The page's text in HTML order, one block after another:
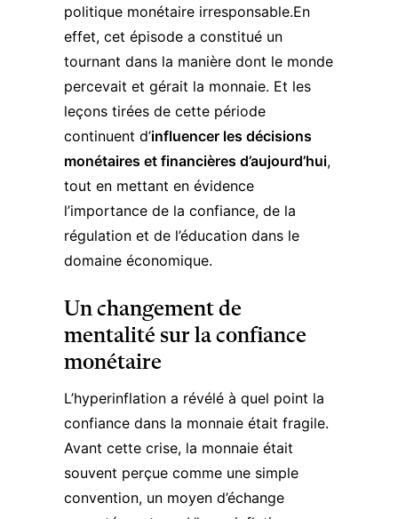
politique monétaire irresponsable.En
effet, cet épisode a constitué un
tournant dans la manière dont le monde
percevait et gérait la monnaie. Et les
leçons tirées de cette période
continuent d’influencer les décisions
monétaires et financières d’aujourd’hui,
tout en mettant en évidence
l’importance de la confiance, de la
régulation et de l’éducation dans le
domaine économique.
Un changement de
mentalité sur la confiance
monétaire
L’hyperinflation a révélé à quel point la
confiance dans la monnaie était fragile.
Avant cette crise, la monnaie était
souvent perçue comme une simple
convention, un moyen d’échange